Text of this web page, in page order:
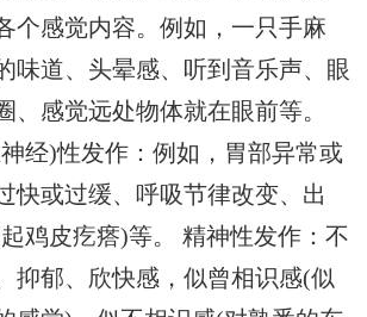
个感觉内容。例如，一只手麻
味道、头晕感、听到音乐声、眼
、感觉远处物体就在眼前等。
经)性发作：例如，胃部异常或
快或过缓、呼吸节律改变、出
鸡皮疙瘩)等。 精神性发作：不
抑郁、欣快感，似曾相识感(似